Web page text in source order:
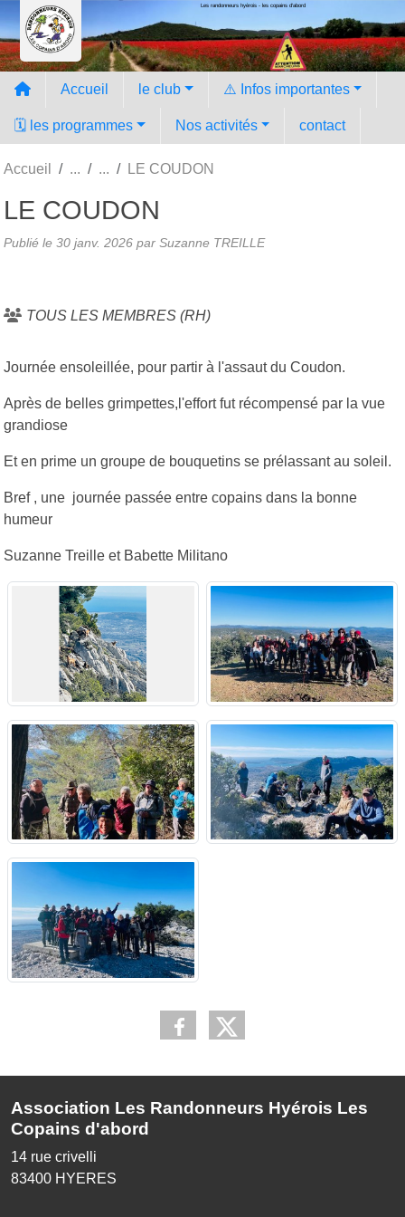
Les randonneurs hyèrois - les copains d'abord
Accueil le club ⚠️ Infos importantes
🗓️ les programmes Nos activités contact
Accueil LE COUDON
LE COUDON
Publié le 30 janv. 2026 par Suzanne TREILLE
TOUS LES MEMBRES (RH)
Journée ensoleillée, pour partir à l'assaut du Coudon.
Après de belles grimpettes,l'effort fut récompensé par la vue
grandiose
Et en prime un groupe de bouquetins se prélassant au soleil.
Bref , une journée passée entre copains dans la bonne
humeur
Suzanne Treille et Babette Militano
Association Les Randonneurs Hyérois Les
Copains d'abord
14 rue crivelli
83400 HYERES
Panneau de gestion des cookies